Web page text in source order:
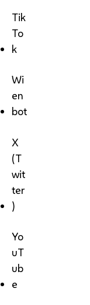
Tik
To
k
Wi
en
bot
X
(T
wit
ter
)
Yo
uT
ub
e